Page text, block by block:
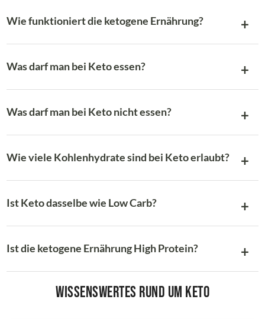
Wie funktioniert die ketogene Ernährung?
Was darf man bei Keto essen?
Was darf man bei Keto nicht essen?
Wie viele Kohlenhydrate sind bei Keto erlaubt?
Ist Keto dasselbe wie Low Carb?
Ist die ketogene Ernährung High Protein?
Wissenswertes rund um Keto